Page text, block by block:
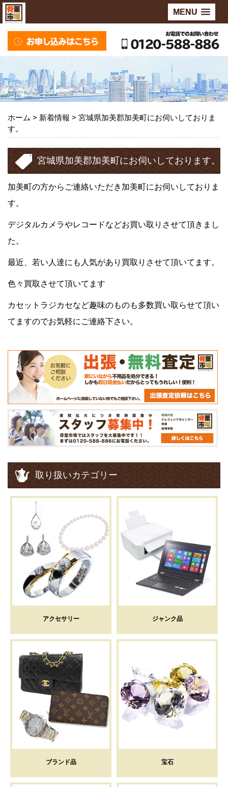
MENU
ホーム > 新着情報 > 宮城県加美郡加美町にお伺いしておりま
す。
宮城県加美郡加美町にお伺いしております。
加美町の方からご連絡いただき加美町にお伺いしておりま
す。
デジタルカメラやレコードなどお買い取りさせて頂きまし
た。
最近、若い人達にも人気があり買取りさせて頂いてます。
色々買取させて頂いてます
カセットラジカセなど趣味のものも多数買い取らせて頂い
てますのでお気軽にご連絡下さい。
取り扱いカテゴリー
アクセサリー ジャンク品
ブランド品 宝石